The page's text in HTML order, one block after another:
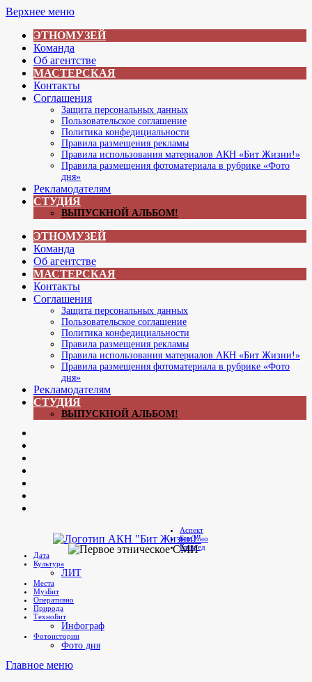
Перейти
содержимому
Верхнее меню
ЭТНОМУЗЕЙ
Команда
Об агентстве
МАСТЕРСКАЯ
Контакты
Соглашения
Защита персональных данных
Пользовательское соглашение
Политика конфедициальности
Правила размещения рекламы
Правила использования материалов АКН «Бит Жизни!»
Правила размещения фотоматериала в рубрике «Фото
дня»
Рекламодателям
СТУДИЯ
ВЫПУСКНОЙ АЛЬБОМ!
ЭТНОМУЗЕЙ
Команда
Об агентстве
МАСТЕРСКАЯ
Контакты
Соглашения
Защита персональных данных
Пользовательское соглашение
Политика конфедициальности
Правила размещения рекламы
Правила использования материалов АКН «Бит Жизни!»
Правила размещения фотоматериала в рубрике «Фото
дня»
Рекламодателям
СТУДИЯ
ВЫПУСКНОЙ АЛЬБОМ!
Telegram
Бит Жизни!
Агентство культурных новостей
Аспект
БитЭтно
Главред
Дата
Культура
ЛИТ
Места
МузБит
Оперативно
Природа
ТехноБит
Инфограф
Фотоистории
Фото дня
Главное меню